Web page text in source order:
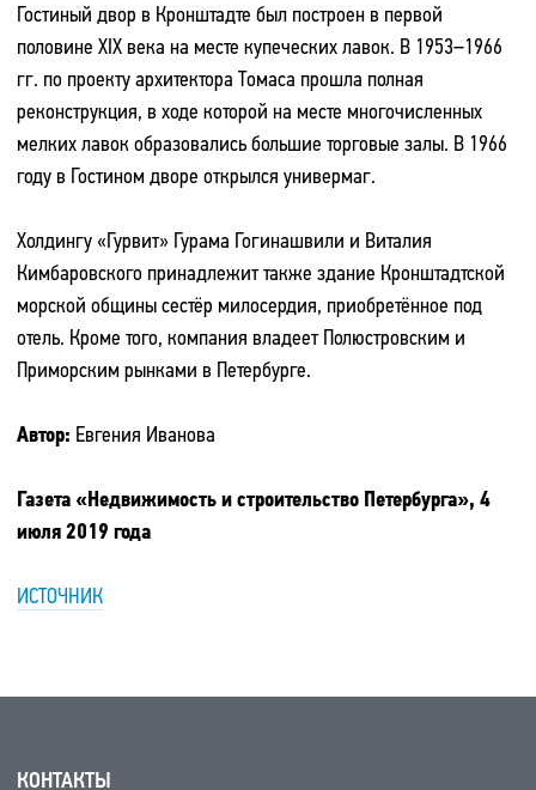
Гостиный двор в Кронштадте был построен в первой
половине XIX века на месте купеческих лавок. В 1953–1966
гг. по проекту архитектора Томаса прошла полная
реконструкция, в ходе которой на месте многочисленных
мелких лавок образовались большие торговые залы. В 1966
году в Гостином дворе открылся универмаг.
Холдингу «Гурвит» Гурама Гогинашвили и Виталия
Кимбаровского принадлежит также здание Кронштадтской
морской общины сестёр милосердия, приобретённое под
отель. Кроме того, компания владеет Полюстровским и
Приморским рынками в Петербурге.
Автор: Евгения Иванова
Газета «Недвижимость и строительство Петербурга», 4
июля 2019 года
ИСТОЧНИК
КОНТАКТЫ